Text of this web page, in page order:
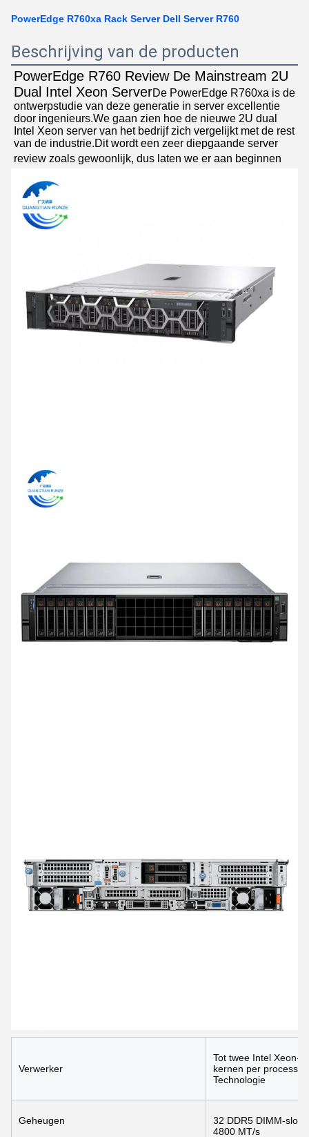
PowerEdge R760xa Rack Server Dell Server R760
Beschrijving van de producten
PowerEdge R760 Review De Mainstream 2U
Dual Intel Xeon ServerDe PowerEdge R760xa is de
ontwerpstudie van deze generatie in server excellentie
door ingenieurs.We gaan zien hoe de nieuwe 2U dual
Intel Xeon server van het bedrijf zich vergelijkt met de rest
van de industrie.Dit wordt een zeer diepgaande server
review zoals gewoonlijk, dus laten we er aan beginnen
Verwerker
Tot twee Intel Xeon-
kernen per
Technologie
Geheugen
32 DDR5 DIMM-
4800 MT/s